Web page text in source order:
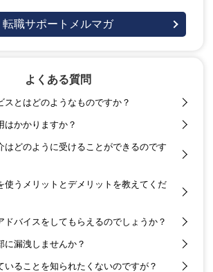
転職サポートメルマガ
よくある質問
スとはどのようなものですか？
はかかりますか？
はどのように受けることができるのです
使うメリットとデメリットを教えてくだ
ドバイスをしてもらえるのでしょうか？
に漏洩しませんか？
いることを知られたくないのですが？